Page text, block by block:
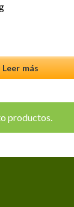
Leer más
productos.